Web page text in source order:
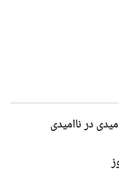
در ناامیدی